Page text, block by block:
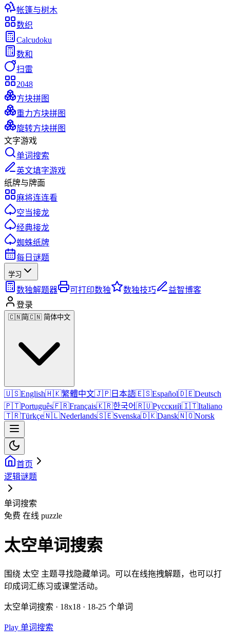
帐篷与树木
数织
Calcudoku
数和
扫雷
2048
方块拼图
重力方块拼图
旋转方块拼图
文字游戏
单词搜索
英文填字游戏
纸牌与牌面
麻将连连看
空当接龙
经典接龙
蜘蛛纸牌
每日谜题
学习
数独解题器 可打印数独 数独技巧
益智博客
登录
🇨🇳简🇨🇳 简体中文
🇺🇸English🇭🇰繁體中文🇯🇵 日本語🇪🇸Español🇩🇪Deutsch
🇵🇹Português🇫🇷Français🇰🇷한국어🇷🇺Русский🇮🇹Italiano
🇹🇷Türkçe🇳🇱Nederlands🇸🇪Svenska🇩🇰Dansk🇳🇴Norsk
首页
逻辑谜题
单词搜索
免费 在线 puzzle
太空单词搜索
围绕 太空 主题寻找隐藏单词。可以在线拖拽解题，也可以打
印成词汇练习或课堂活动。
太空单词搜索 · 18x18 · 18-25 个单词
Play 单词搜索